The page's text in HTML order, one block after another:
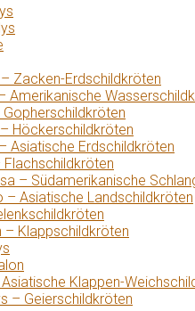
Zacken-Erdschildkröten
Amerikanische
Höckerschildkröten
Asiatische Erdschildkröten
– Südamerikanische
– Asiatische Landschildkröten
– Klappschildkröten
Klappen-
– Geierschildkröten